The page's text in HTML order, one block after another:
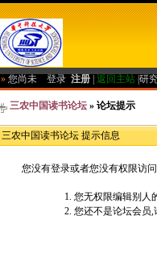
» 您尚未 登录 注册 返回主站 研
三农中国读书论坛 » 论坛提示
三农中国读书论坛 提示信息
您没有登录或者您没有权限访
您无权限编辑别人
您还不是论坛会员,